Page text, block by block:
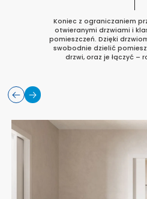
Koniec z ograniczaniem
otwieranymi drzwiami i
pomieszczeń. Dzięki
swobodnie dzielić
drzwi, oraz je łączyć –